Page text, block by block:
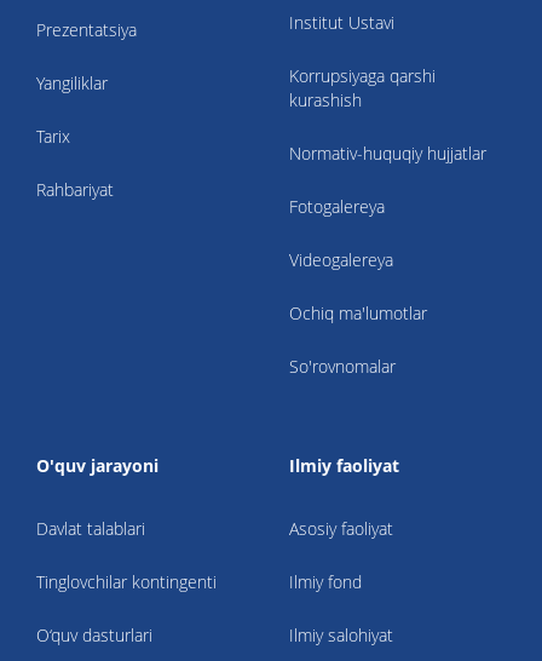
Prezentatsiya
Yangiliklar
Tarix
Rahbariyat
Institut Ustavi
Korrupsiyaga qarshi
kurashish
Normativ-huquqiy hujjatlar
Fotogalereya
Videogalereya
Ochiq ma'lumotlar
So'rovnomalar
O'quv jarayoni
Davlat talablari
Tinglovchilar kontingenti
O‘quv dasturlari
Ilmiy faoliyat
Asosiy faoliyat
Ilmiy fond
Ilmiy salohiyat